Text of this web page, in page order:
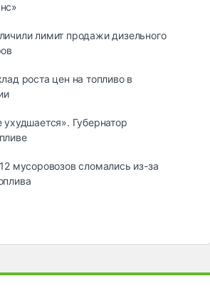
лимит продажи дизельного
роста цен на топливо в
ухудшается». Губернатор
мусоровозов сломались из-за